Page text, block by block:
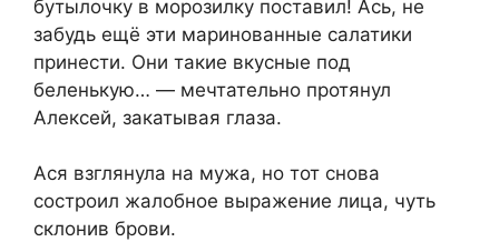
бутылочку в морозилку поставил! Ась, не
забудь ещё эти маринованные салатики
принести. Они такие вкусные под
беленькую… — мечтательно протянул
Алексей, закатывая глаза.
Ася взглянула на мужа, но тот снова
состроил жалобное выражение лица, чуть
склонив брови.